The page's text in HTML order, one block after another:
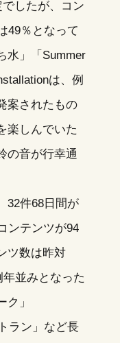
したが、コン
49％となって
水」「Summer
は、例
案されたもの
楽しんでいた
の音が行幸通
32件68日間が
ンテンツが94
ツ数は昨対
並みとなった
」
ラン」など長